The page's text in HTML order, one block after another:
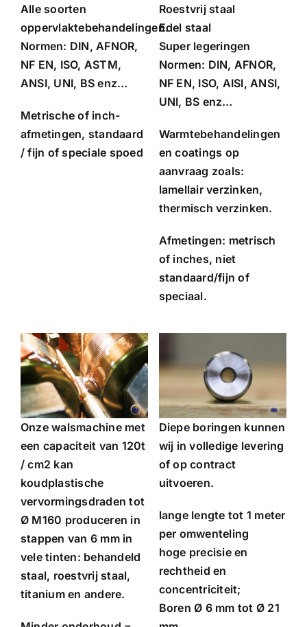
Alle soorten
oppervlaktebehandelingen.
Normen: DIN, AFNOR,
NF EN, ISO, ASTM,
ANSI, UNI, BS enz…
Metrische of inch-
afmetingen, standaard
/ fijn of speciale spoed
Roestvrij staal
Edel staal
Super legeringen
Normen: DIN, AFNOR,
NF EN, ISO, AISI, ANSI,
UNI, BS enz…
Warmtebehandelingen
en coatings op
aanvraag zoals:
lamellair verzinken,
thermisch verzinken.
Afmetingen: metrisch
of inches, niet
standaard/fijn of
speciaal.
Onze walsmachine met
een capaciteit van 120t
/ cm2 kan
koudplastische
vervormingsdraden tot
Ø M160 produceren in
stappen van 6 mm in
vele tinten: behandeld
staal, roestvrij staal,
titanium en andere.
Diepe boringen kunnen
wij in volledige levering
of op contract
uitvoeren.
lange lengte tot 1 meter
per omwenteling
hoge precisie en
rechtheid en
concentriciteit;
Boren Ø 6 mm tot Ø 21